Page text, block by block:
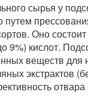
сырья у
Оно
9%) кислот.
веществ
экстрактов
отвара